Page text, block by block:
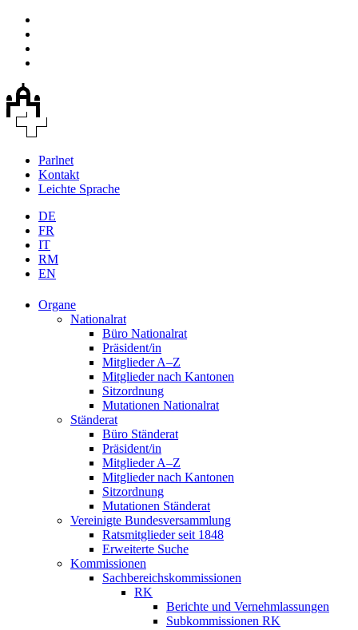
Parlnet
Kontakt
Leichte Sprache
DE
FR
IT
RM
EN
Organe
Nationalrat
Büro Nationalrat
Präsident/in
Mitglieder A–Z
Mitglieder nach Kantonen
Sitzordnung
Mutationen Nationalrat
Ständerat
Büro Ständerat
Präsident/in
Mitglieder A–Z
Mitglieder nach Kantonen
Sitzordnung
Mutationen Ständerat
Vereinigte Bundesversammlung
Ratsmitglieder seit 1848
Erweiterte Suche
Kommissionen
Sachbereichskommissionen
RK
Berichte und Vernehmlassungen
Subkommissionen RK